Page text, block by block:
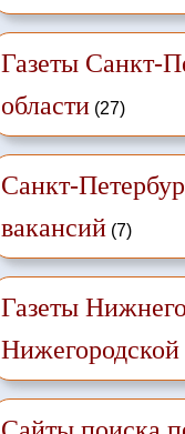
Газеты Санкт-
области(27)
Санкт-
вакансий(7)
Газеты
Нижегородской